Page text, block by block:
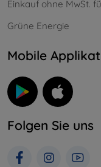
Einkauf ohne MwSt.
Grüne Energie
Mobile
Folgen Sie uns